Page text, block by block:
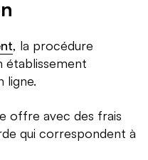
, la procédure
établissement
ligne.
offre avec des frais
qui correspondent à